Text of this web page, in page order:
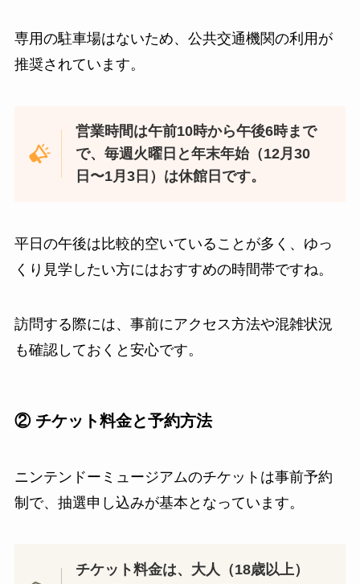
専用の駐車場はないため、公共交通機関の利用が
推奨されています。
営業時間は午前10時から午後6時まで
で、毎週火曜日と年末年始（12月30
日〜1月3日）は休館日です。
平日の午後は比較的空いていることが多く、ゆっ
くり見学したい方にはおすすめの時間帯ですね。
訪問する際には、事前にアクセス方法や混雑状況
も確認しておくと安心です。
② チケット料金と予約方法
ニンテンドーミュージアムのチケットは事前予約
制で、抽選申し込みが基本となっています。
チケット料金は、大人（18歳以上）